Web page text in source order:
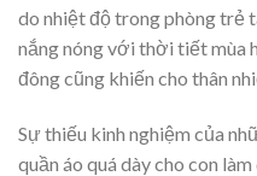
do nhiệt độ trong phòng trẻ
nắng nóng với thời tiết mùa
đông cũng khiến cho thân
Sự thiếu kinh nghiệm của
quần áo quá dày cho con